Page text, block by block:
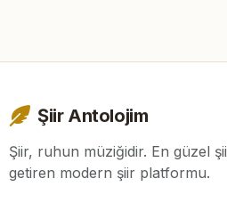
Şiir Antolojim
Şiir, ruhun müziğidir. En güzel
getiren modern şiir platformu.